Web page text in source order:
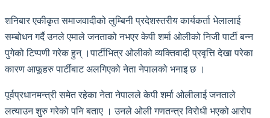
शनिबार एकीकृत समाजवादीको लुम्बिनी प्रदेशस्तरीय कार्यकर्ता भेलालाई
सम्बोधन गर्दै उनले एमाले जनताको नभएर केपी शर्मा ओलीको निजी पार्टी बन्न
पुगेको टिप्पणी गरेक हुन् ।पार्टीभित्र ओलीको व्यक्तिवादी प्रवृत्ति देखा परेका
कारण आफूहरु पार्टीबाट अलगिएको नेता नेपालको भनाइ छ ।
पूर्वप्रधानमन्त्री समेत रहेका नेता नेपालले केपी शर्मा ओलीलाई जनताले
लत्याउन शुरु गरेको पनि बताए । उनले ओली गणतन्त्र विरोधी भएको आरोप